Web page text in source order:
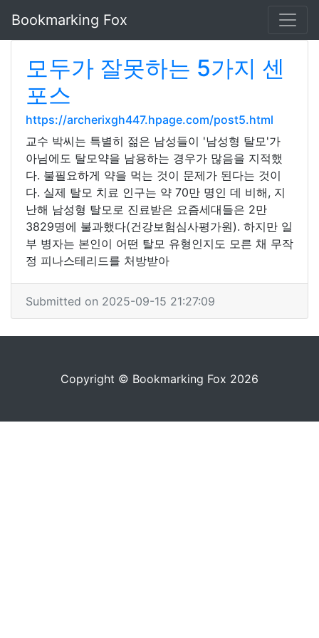
Bookmarking Fox
모두가 잘못하는 5가지 센
포스
https://archerixgh447.hpage.com/post5.html
교수 박씨는 특별히 젊은 남성들이 '남성형 탈모'가
아님에도 탈모약을 남용하는 경우가 많음을 지적했
다. 불필요하게 약을 먹는 것이 문제가 된다는 것이
다. 실제 탈모 치료 인구는 약 70만 명인 데 비해, 지
난해 남성형 탈모로 진료받은 요즘세대들은 2만
3829명에 불과했다(건강보험심사평가원). 하지만 일
부 병자는 본인이 어떤 탈모 유형인지도 모른 채 무작
정 피나스테리드를 처방받아
Submitted on 2025-09-15 21:27:09
Copyright © Bookmarking Fox 2026